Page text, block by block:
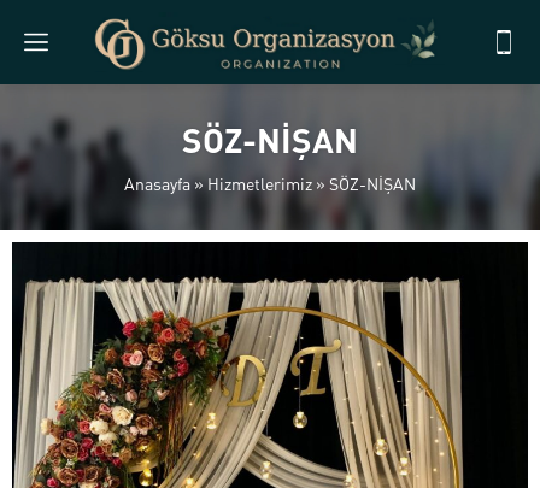
SÖZ-NİŞAN
Anasayfa »Hizmetlerimiz » SÖZ-NİŞAN